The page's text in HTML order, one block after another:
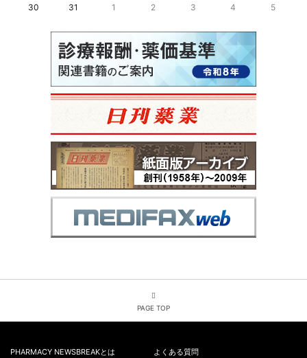
30
31 1 2 3 4 5
PAGE TOP
PHARMACY NEWSBREAKとは よくある質問